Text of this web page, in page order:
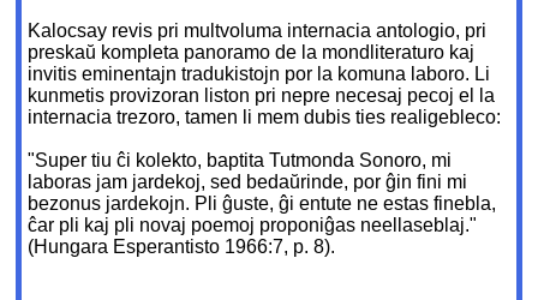
Kalocsay revis pri multvoluma internacia antologio, pri
preskaŭ kompleta panoramo de la mondliteraturo kaj
invitis eminentajn tradukistojn por la komuna laboro. Li
kunmetis provizoran liston pri nepre necesaj pecoj el la
internacia trezoro, tamen li mem dubis ties realigebleco:
"Super tiu ĉi kolekto, baptita Tutmonda Sonoro, mi
laboras jam jardekoj, sed bedaŭrinde, por ĝin fini mi
bezonus jardekojn. Pli ĝuste, ĝi entute ne estas finebla,
ĉar pli kaj pli novaj poemoj proponiĝas neellaseblaj."
(Hungara Esperantisto 1966:7, p. 8).